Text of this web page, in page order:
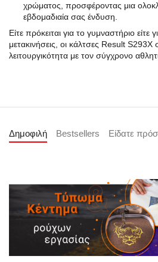
χρώματος, προσφέροντας μια
εβδομαδιαία σας ένδυση.
Είτε πρόκειται για το γυμναστήριο είτε
μετακινήσεις, οι κάλτσες Result S293X
λειτουργικότητα με τον σύγχρονο
Δημοφιλή Bestsellers Είδατε